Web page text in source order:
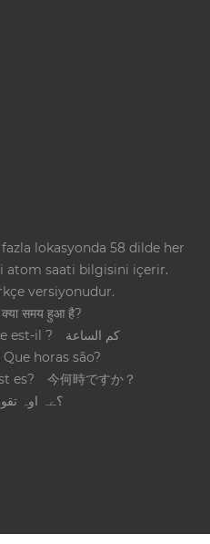
lokasyonda 58 dilde her
atom saati bilgisini içerir.
versiyonudur.
क्या समय हुआ है?
est-il ?
كم الساعة
Que horas são?
es?
今何時ですか？
؟ےہ اوہ